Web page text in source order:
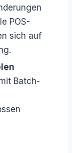
POS-
sich auf
Batch-